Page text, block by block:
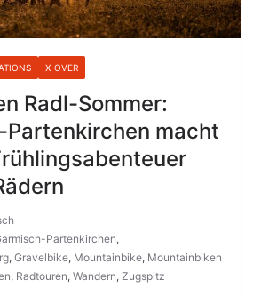
X-OVER
Radl-Sommer:
Partenkirchen macht
Partenkirchen,
, Gravelbike, Mountainbike, Mountainbiken
, Radtouren, Wandern, Zugspitz